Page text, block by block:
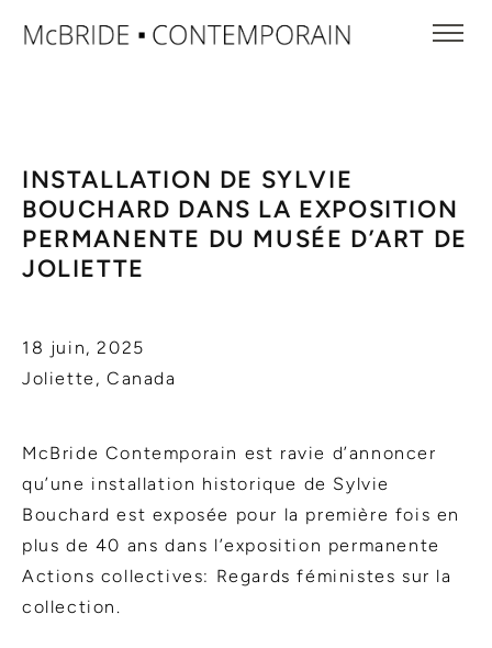
INSTALLATION DE SYLVIE
BOUCHARD DANS LA EXPOSITION
PERMANENTE DU MUSÉE D’ART DE
JOLIETTE
18 juin, 2025
Joliette, Canada
McBride Contemporain est ravie d’annoncer
qu’une installation historique de Sylvie
Bouchard est exposée pour la première fois en
plus de 40 ans dans l’exposition permanente
Actions collectives: Regards féministes sur la
collection.